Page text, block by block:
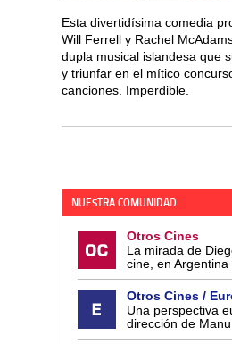
Esta divertidísima comedia
Will Ferrell y Rachel
dupla musical islandesa que
y triunfar en el mítico
canciones. Imperdible.
NUESTRA COMUNIDAD
Otros Cines
La mirada de
cine, en
Otros Cines /
Una perspectiva
dirección de